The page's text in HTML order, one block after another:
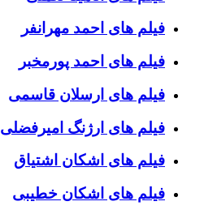
فیلم های احمد مهرانفر
فیلم های احمد پورمخبر
فیلم های ارسلان قاسمی
فیلم های ارژنگ امیرفضلی
فیلم های اشکان اشتیاق
فیلم های اشکان خطیبی